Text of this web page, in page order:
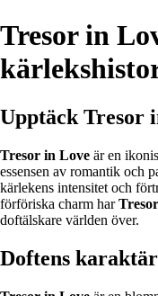
Tresor in
Upptäck Tresor
Tresor in Love är en
essensen av romantik och
kärlekens intensitet och
förföriska charm har
doftälskare världen över.
Doftens karaktär